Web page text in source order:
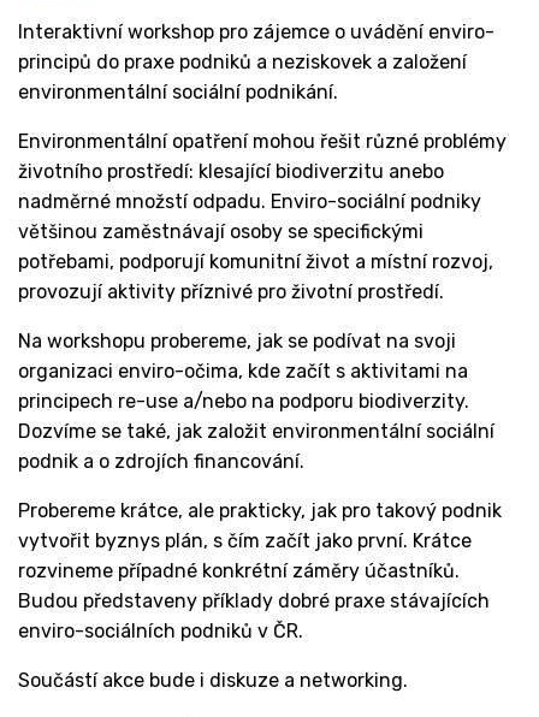
Interaktivní workshop pro zájemce o uvádění enviro-
principů do praxe podniků a neziskovek a založení
environmentální sociální podnikání.
Environmentální opatření mohou řešit různé problémy
životního prostředí: klesající biodiverzitu anebo
nadměrné množstí odpadu. Enviro-sociální podniky
většinou zaměstnávají osoby se specifickými
potřebami, podporují komunitní život a místní rozvoj,
provozují aktivity příznivé pro životní prostředí.
Na workshopu probereme, jak se podívat na svoji
organizaci enviro-očima, kde začít s aktivitami na
principech re-use a/nebo na podporu biodiverzity.
Dozvíme se také, jak založit environmentální sociální
podnik a o zdrojích financování.
Probereme krátce, ale prakticky, jak pro takový podnik
vytvořit byznys plán, s čím začít jako první. Krátce
rozvineme případné konkrétní záměry účastníků.
Budou představeny příklady dobré praxe stávajících
enviro-sociálních podniků v ČR.
Součástí akce bude i diskuze a networking.